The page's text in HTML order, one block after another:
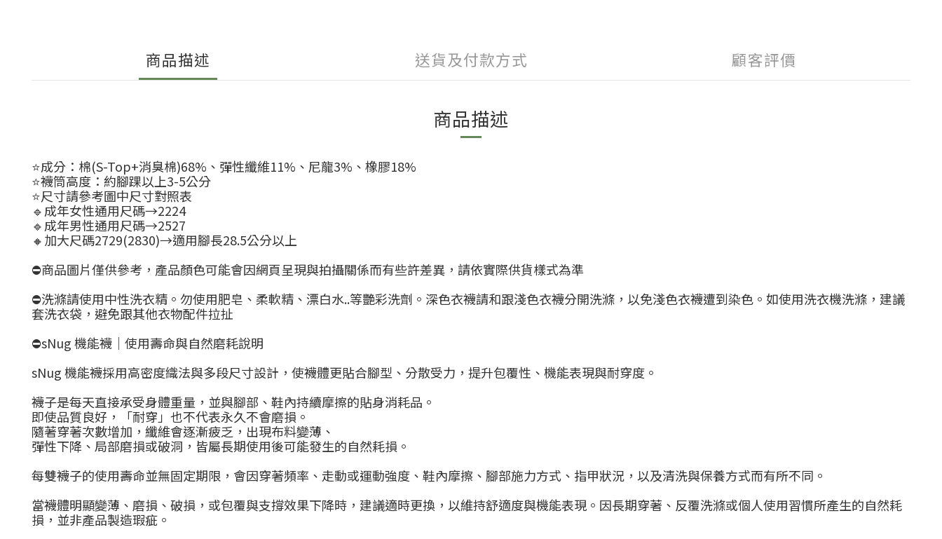
商品描述 送貨及付款方式 顧客評價
商品描述
⭐️成分：棉(S-Top+消臭棉)68%、彈性纖維11%、尼龍3%、橡膠18%
⭐️襪筒高度：約腳踝以上3-5公分
⭐️尺寸請參考圖中尺寸對照表
🔹成年女性通用尺碼→2224
🔹成年男性通用尺碼→2527
🔸加大尺碼2729(2830)→適用腳長28.5公分以上
⛔商品圖片僅供參考，產品顏色可能會因網頁呈現與拍攝關係而有些許差異，請依實際供貨樣式為準
⛔洗滌請使用中性洗衣精。勿使用肥皂、柔軟精、漂白水..等艷彩洗劑。深色衣襪請和跟淺色衣襪分開洗滌，以免淺色衣襪遭到染色。如使用洗衣機洗滌，建議
套洗衣袋，避免跟其他衣物配件拉扯
⛔sNug 機能襪｜使用壽命與自然磨耗說明
sNug 機能襪採用高密度織法與多段尺寸設計，使襪體更貼合腳型、分散受力，提升包覆性、機能表現與耐穿度。
襪子是每天直接承受身體重量，並與腳部、鞋內持續摩擦的貼身消耗品。
即使品質良好，「耐穿」也不代表永久不會磨損。
隨著穿著次數增加，纖維會逐漸疲乏，出現布料變薄、
彈性下降、局部磨損或破洞，皆屬長期使用後可能發生的自然耗損。
每雙襪子的使用壽命並無固定期限，會因穿著頻率、走動或運動強度、鞋內摩擦、腳部施力方式、指甲狀況，以及清洗與保養方式而有所不同。
當襪體明顯變薄、磨損、破損，或包覆與支撐效果下降時，建議適時更換，以維持舒適度與機能表現。因長期穿著、反覆洗滌或個人使用習慣所產生的自然耗
損，並非產品製造瑕疵。